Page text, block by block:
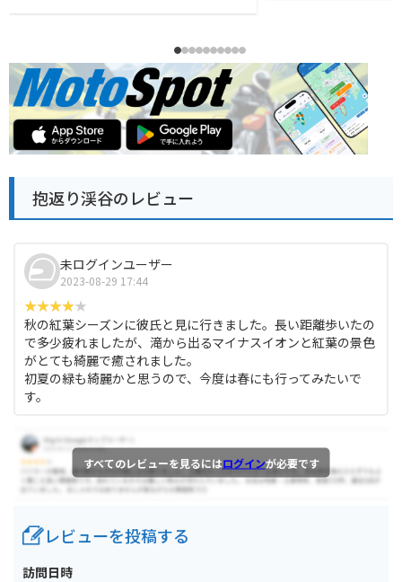
抱返り渓谷のレビュー
未ログインユーザー
2023-08-29 17:44
秋の紅葉シーズンに彼氏と見に行きました。長い距離歩いたの
で多少疲れましたが、滝から出るマイナスイオンと紅葉の景色
がとても綺麗で癒されました。
初夏の緑も綺麗かと思うので、今度は春にも行ってみたいで
す。
すべてのレビューを見るにはログインが必要です
レビューを投稿する
訪問日時